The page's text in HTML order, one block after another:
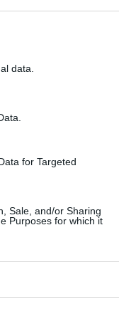
data.
for Targeted
Sale, and/or Sharing
Purposes for which it
RÉPONDRE
2015 - 10 h 32 min